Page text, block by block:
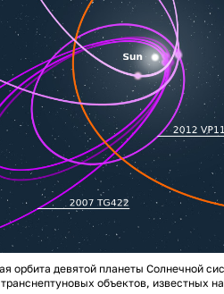
орбита девятой планеты Солнечной
объектов, известных